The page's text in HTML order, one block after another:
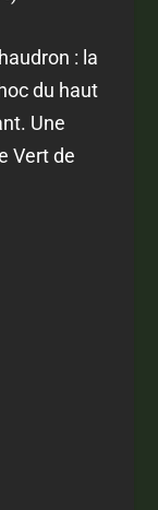
: la
du haut
Une
Vert de